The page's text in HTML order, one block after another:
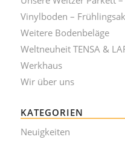
Vinylboden –
Weitere Bodenbeläge
Weltneuheit TENSA &
Werkhaus
Wir über uns
KATEGORIEN
Neuigkeiten